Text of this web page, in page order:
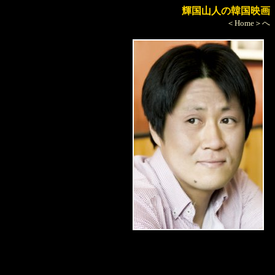
輝国山人の韓国映画
＜Home＞へ